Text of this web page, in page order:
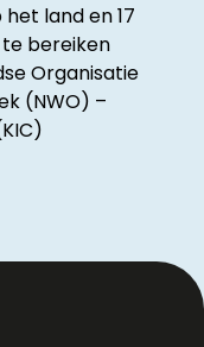
het land en 17
bereiken
Organisatie
(NWO) –